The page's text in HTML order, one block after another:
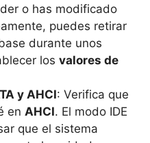
o has modificado
puedes retirar
durante unos
los valores de
y AHCI: Verifica que
en AHCI. El modo IDE
que el sistema